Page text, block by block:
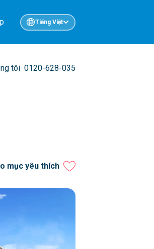
Tiếng Việt
tôi 0120-628-035
mục yêu thích